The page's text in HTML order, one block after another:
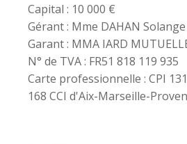
Capital : 10 000 €
Gérant : Mme DAHAN Solange
Garant : MMA IARD
N° de TVA : FR51 818 119 935
Carte professionnelle : CPI
168 CCI d'Aix-Marseille-